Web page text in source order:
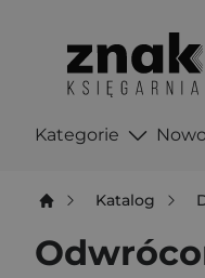
Kategorie
Katalog